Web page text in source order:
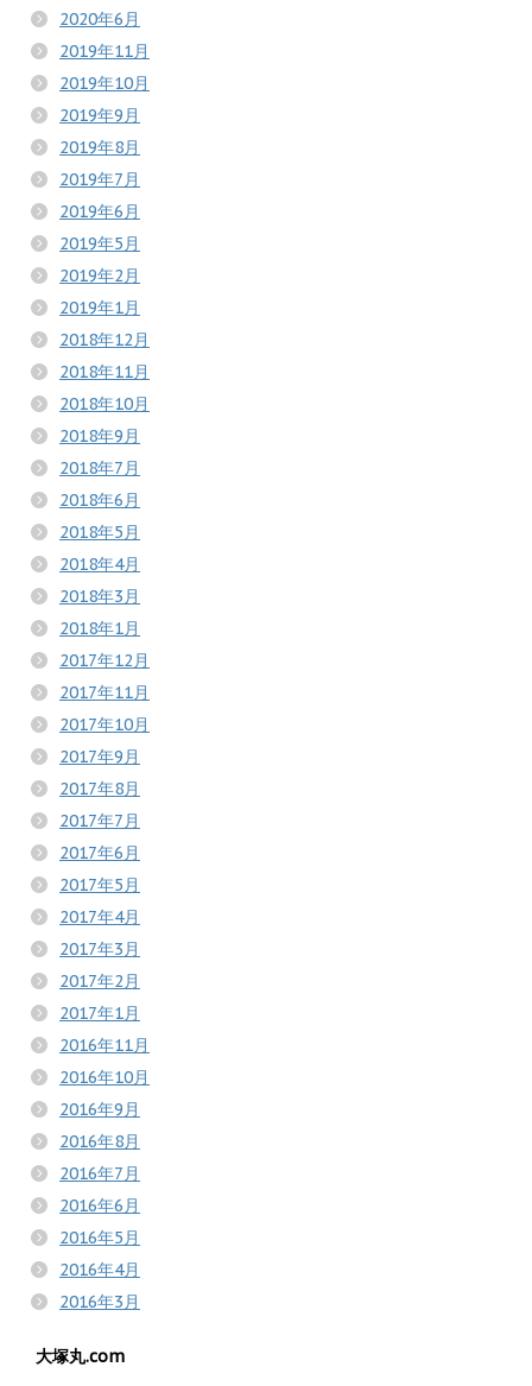
2020年6月
2019年11月
2019年10月
2019年9月
2019年8月
2019年7月
2019年6月
2019年5月
2019年2月
2019年1月
2018年12月
2018年11月
2018年10月
2018年9月
2018年7月
2018年6月
2018年5月
2018年4月
2018年3月
2018年1月
2017年12月
2017年11月
2017年10月
2017年9月
2017年8月
2017年7月
2017年6月
2017年5月
2017年4月
2017年3月
2017年2月
2017年1月
2016年11月
2016年10月
2016年9月
2016年8月
2016年7月
2016年6月
2016年5月
2016年4月
2016年3月
大塚丸.com